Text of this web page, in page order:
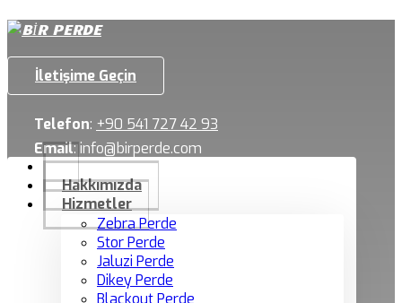
İletişime Geçin
Telefon: +90 541 727 42 93
Email:info@birperde.com
Hakkımızda
Hizmetler
Zebra Perde
Stor Perde
Jaluzi Perde
Dikey Perde
Blackout Perde